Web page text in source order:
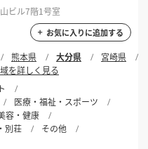
ビル7階1号室
お気に入りに追加する
熊本県 大分県
宮崎県
を詳しく見る
医療・福祉・スポーツ
容・健康
別荘
その他